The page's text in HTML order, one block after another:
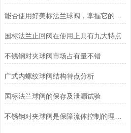
国标法兰止回阀在使用上具有九大特点
不锈钢对夹球阀市场占有量不错
广式内螺纹球阀结构特点分析
国标法兰球阀的保存及泄漏试验